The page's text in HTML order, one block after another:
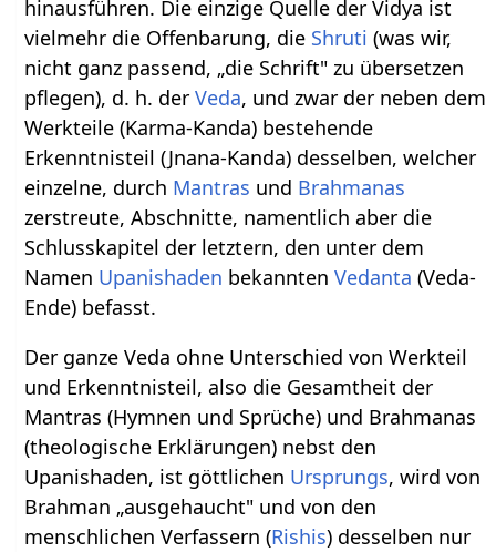
hinausführen. Die einzige Quelle der Vidya ist
vielmehr die Offenbarung, die Shruti (was wir,
nicht ganz passend, „die Schrift" zu übersetzen
pflegen), d. h. derVeda, und zwar der neben dem
Werkteile (Karma-Kanda) bestehende
Erkenntnisteil (Jnana-Kanda) desselben, welcher
einzelne, durch Mantras und Brahmanas
zerstreute, Abschnitte, namentlich aber die
Schlusskapitel der letztern, den unter dem
Namen Upanishaden bekanntenVedanta (Veda-
Ende) befasst.
Der ganze Veda ohne Unterschied von Werkteil
und Erkenntnisteil, also die Gesamtheit der
Mantras (Hymnen und Sprüche) und Brahmanas
(theologische Erklärungen) nebst den
Upanishaden, ist göttlichen Ursprungs, wird von
Brahman „ausgehaucht" und von den
menschlichen Verfassern (Rishis) desselben nur